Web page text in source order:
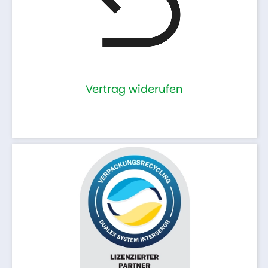
Vertrag widerufen